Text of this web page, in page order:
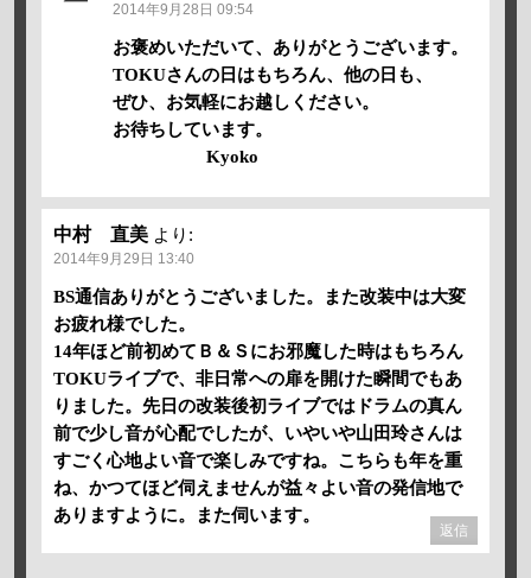
2014年9月28日 09:54
お褒めいただいて、ありがとうございます。
TOKUさんの日はもちろん、他の日も、
ぜひ、お気軽にお越しください。
お待ちしています。
Kyoko
中村 直美 より:
2014年9月29日 13:40
BS通信ありがとうございました。また改装中は大変
お疲れ様でした。
14年ほど前初めてＢ＆Ｓにお邪魔した時はもちろん
TOKUライブで、非日常への扉を開けた瞬間でもあ
りました。先日の改装後初ライブではドラムの真ん
前で少し音が心配でしたが、いやいや山田玲さんは
すごく心地よい音で楽しみですね。こちらも年を重
ね、かつてほど伺えませんが益々よい音の発信地で
ありますように。また伺います。
返信